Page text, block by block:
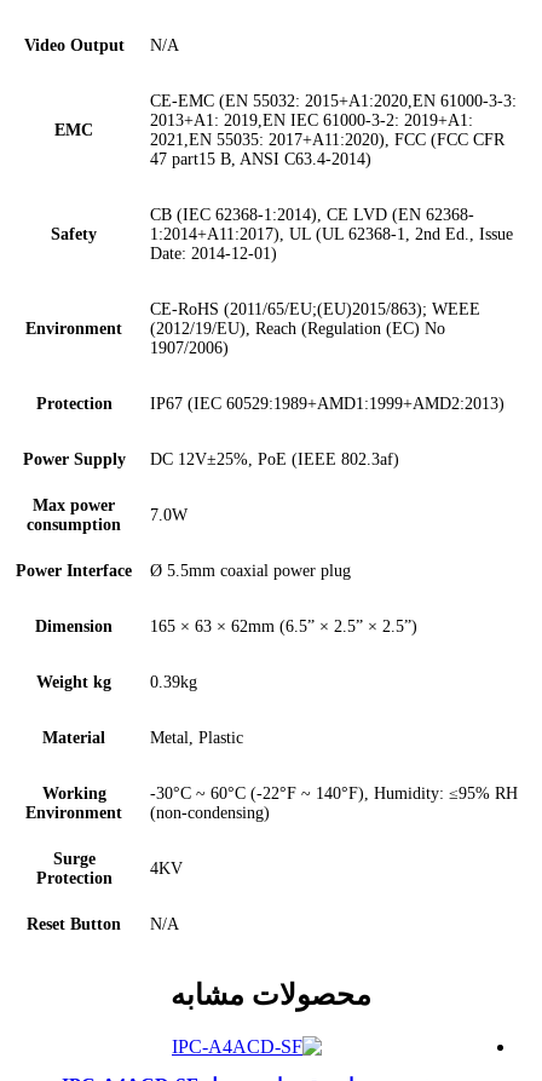
Video Output N/A
EMC
CE-EMC (EN 55032: 2015+A1:2020,EN 61000-3-3:
2013+A1: 2019,EN IEC 61000-3-2: 2019+A1:
2021,EN 55035: 2017+A11:2020), FCC (FCC CFR
47 part15 B, ANSI C63.4-2014)
Safety
CB (IEC 62368-1:2014), CE LVD (EN 62368-
1:2014+A11:2017), UL (UL 62368-1, 2nd Ed., Issue
Date: 2014-12-01)
Environment
CE-RoHS (2011/65/EU;(EU)2015/863); WEEE
(2012/19/EU), Reach (Regulation (EC) No
1907/2006)
Protection IP67 (IEC 60529:1989+AMD1:1999+AMD2:2013)
Power Supply DC 12V±25%, PoE (IEEE 802.3af)
Max power
consumption
7.0W
Power Interface Ø 5.5mm coaxial power plug
Dimension 165 × 63 × 62mm (6.5” × 2.5” × 2.5”)
Weight kg 0.39kg
Material Metal, Plastic
Working
Environment
-30°C ~ 60°C (-22°F ~ 140°F), Humidity: ≤95% RH
(non-condensing)
Surge
Protection
4KV
Reset Button N/A
محصولات مشابه